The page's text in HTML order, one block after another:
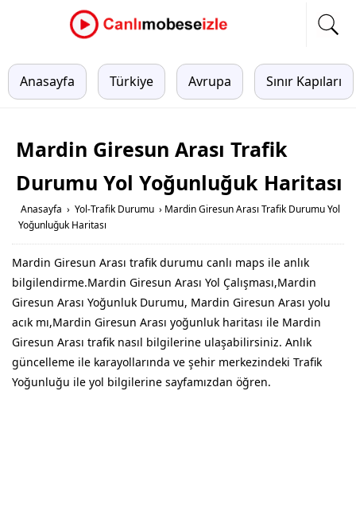
Anasayfa Türkiye Avrupa Sınır Kapıları
Mardin Giresun Arası Trafik
Durumu Yol Yoğunluğuk Haritası
Anasayfa › Yol-Trafik Durumu › Mardin Giresun Arası Trafik Durumu Yol
Yoğunluğuk Haritası
Mardin Giresun Arası trafik durumu canlı maps ile anlık
bilgilendirme.Mardin Giresun Arası Yol Çalışması,Mardin
Giresun Arası Yoğunluk Durumu, Mardin Giresun Arası yolu
acık mı,Mardin Giresun Arası yoğunluk haritası ile Mardin
Giresun Arası trafik nasıl bilgilerine ulaşabilirsiniz. Anlık
güncelleme ile karayollarında ve şehir merkezindeki Trafik
Yoğunluğu ile yol bilgilerine sayfamızdan öğren.